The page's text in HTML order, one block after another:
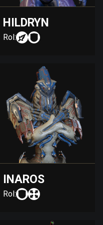
HILDRYN
Rol:
INAROS
Rol: